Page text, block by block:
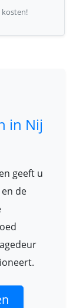
in Nij
geeft u
de